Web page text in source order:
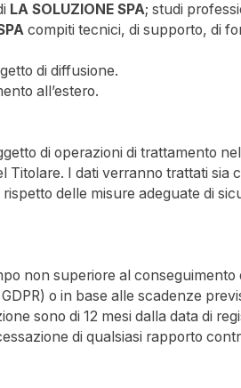
LA SOLUZIONE SPA; studi
compiti tecnici, di supporto, di
di diffusione.
all’estero.
di operazioni di trattamento
Titolare. I dati verranno trattati
delle misure adeguate di
non superiore al
o in base alle scadenze
sono di 12 mesi dalla data di
di qualsiasi rapporto